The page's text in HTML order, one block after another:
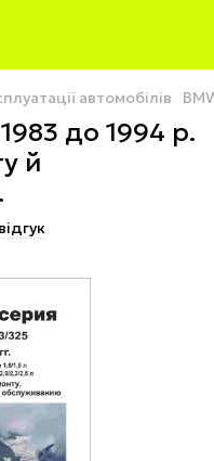
автомобілів
до 1994 р.
й